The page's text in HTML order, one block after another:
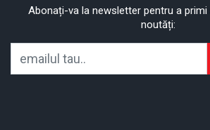
Abonați-va la newsletter pentru a
noutăți: